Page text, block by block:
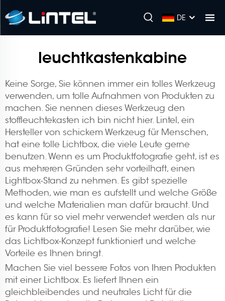
DE
leuchtkastenkabine
Keine Sorge, Sie können immer ein tolles Werkzeug
verwenden, um tolle Aufnahmen von Produkten zu
machen. Sie nennen dieses Werkzeug den
stoffleuchtekasten ich bin nicht hier. Lintel, ein
Hersteller von schickem Werkzeug für Menschen,
hat eine tolle Lichtbox, die viele Leute gerne
benutzen. Wenn es um Produktfotografie geht, ist es
aus mehreren Gründen sehr vorteilhaft, einen
Lightbox-Stand zu nehmen. Es gibt spezielle
Methoden, wie man es aufstellt und welche Größe
und welche Materialien man dafür braucht. Und
es kann für so viel mehr verwendet werden als nur
für Produktfotografie! Lesen Sie mehr darüber, wie
das Lichtbox-Konzept funktioniert und welche
Vorteile es Ihnen bringt.
Machen Sie viel bessere Fotos von Ihren Produkten
mit einer Lichtbox. Es liefert Ihnen ein
gleichbleibendes und neutrales Licht für die